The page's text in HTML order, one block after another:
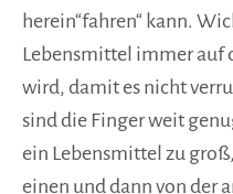
herein“fahren“ kann.
Lebensmittel immer auf
wird, damit es nicht
sind die Finger weit
ein Lebensmittel zu
einen und dann von der